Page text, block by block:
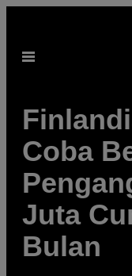
content
Open
Coba
Juta
Bulan